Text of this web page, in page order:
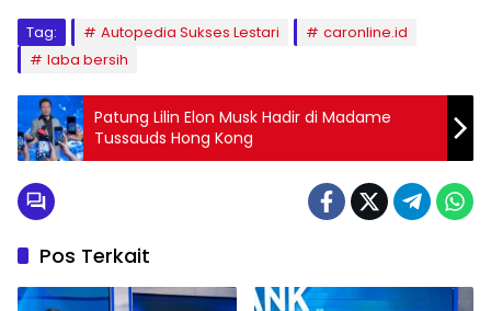
Tag: Autopedia Sukses Lestari
caronline.id
laba bersih
Patung Lilin Elon Musk Hadir di Madame
Tussauds Hong Kong
Pos Terkait